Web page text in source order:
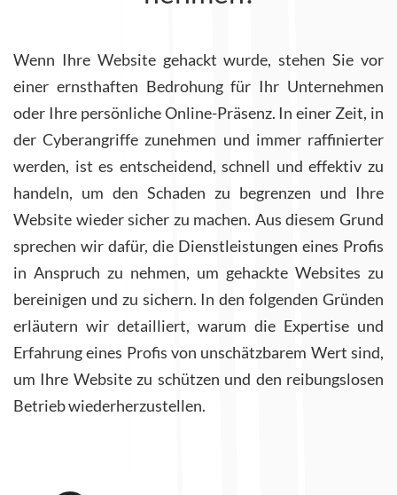
Wenn Ihre Website gehackt wurde, stehen Sie vor
einer ernsthaften Bedrohung für Ihr Unternehmen
oder Ihre persönliche Online-Präsenz. In einer Zeit, in
der Cyberangriffe zunehmen und immer raffinierter
werden, ist es entscheidend, schnell und effektiv zu
handeln, um den Schaden zu begrenzen und Ihre
Website wieder sicher zu machen. Aus diesem Grund
sprechen wir dafür, die Dienstleistungen eines Profis
in Anspruch zu nehmen, um gehackte Websites zu
bereinigen und zu sichern. In den folgenden Gründen
erläutern wir detailliert, warum die Expertise und
Erfahrung eines Profis von unschätzbarem Wert sind,
um Ihre Website zu schützen und den reibungslosen
Betrieb wiederherzustellen.